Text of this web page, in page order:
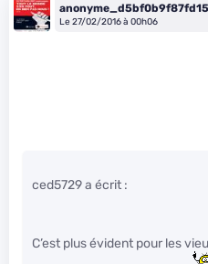
Le 27/02/2016 à 00h06
ced5729 a écrit :
C’est plus évident pour les